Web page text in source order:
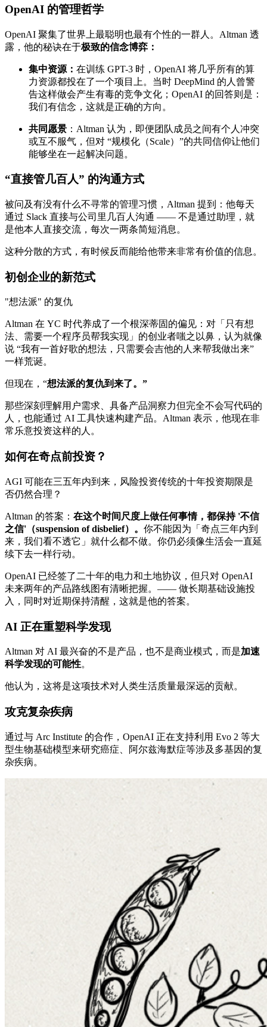
OpenAI 的管理哲学
OpenAI 聚集了世界上最聪明也最有个性的一群人。Altman 透
露，他的秘诀在于极致的信念博弈：
集中资源： 在训练 GPT-3 时，OpenAI 将几乎所有的算
力资源都投在了一个项目上。当时 DeepMind 的人曾警
告这样做会产生有毒的竞争文化；OpenAI 的回答则是：
我们有信念，这就是正确的方向。
共同愿景 ：Altman 认为，即便团队成员之间有个人冲突
或互不服气，但对 “规模化（Scale）”的共同信仰让他们
能够坐在一起解决问题。
“直接管几百人” 的沟通方式
被问及有没有什么不寻常的管理习惯，Altman 提到：他每天
通过 Slack 直接与公司里几百人沟通 —— 不是通过助理，就
是他本人直接交流，每次一两条简短消息。
这种分散的方式，有时候反而能给他带来非常有价值的信息。
初创企业的新范式
"想法派" 的复仇
Altman 在 YC 时代养成了一个根深蒂固的偏见：对「只有想
法、需要一个程序员帮我实现」的创业者嗤之以鼻，认为就像
说 “我有一首好歌的想法，只需要会吉他的人来帮我做出来”
一样荒诞。
但现在，“想法派的复仇到来了。”
那些深刻理解用户需求、具备产品洞察力但完全不会写代码的
人，也能通过 AI 工具快速构建产品。Altman 表示，他现在非
常乐意投资这样的人。
如何在奇点前投资？
AGI 可能在三五年内到来，风险投资传统的十年投资期限是
否仍然合理？
Altman 的答案： 在这个时间尺度上做任何事情，都保持 '不信
之信'（suspension of disbelief）。 你不能因为「奇点三年内到
来，我们看不透它」就什么都不做。你仍必须像生活会一直延
续下去一样行动。
OpenAI 已经签了二十年的电力和土地协议，但只对 OpenAI
未来两年的产品路线图有清晰把握。—— 做长期基础设施投
入，同时对近期保持清醒，这就是他的答案。
AI 正在重塑科学发现
Altman 对 AI 最兴奋的不是产品，也不是商业模式，而是加速
科学发现的可能性。
他认为，这将是这项技术对人类生活质量最深远的贡献。
攻克复杂疾病
通过与 Arc Institute 的合作，OpenAI 正在支持利用 Evo 2 等大
型生物基础模型来研究癌症、阿尔兹海默症等涉及多基因的复
杂疾病。